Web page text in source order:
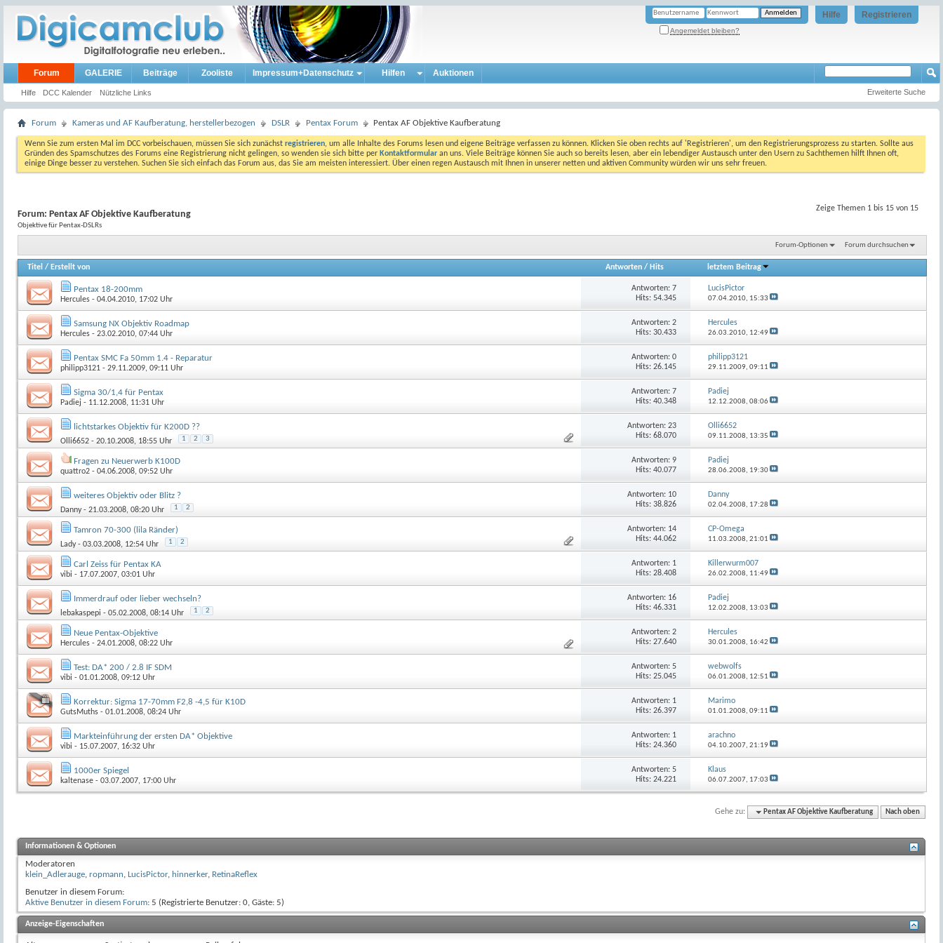
Registrieren
Hilfe
Angemeldet bleiben?
Forum
Hilfe DCC Kalender Nützliche Links
GALERIE Beiträge Zooliste Impressum+Datenschutz Hilfen Auktionen
Erweiterte Suche
Forum Kameras und AF Kaufberatung, herstellerbezogen DSLR Pentax Forum Pentax AF Objektive Kaufberatung
Wenn Sie zum ersten Mal im DCC vorbeischauen, müssen Sie sich zunächst registrieren, um alle Inhalte des Forums lesen und eigene Beiträge verfassen zu können. Klicken Sie oben rechts auf 'Registrieren', um den Registrierungsprozess zu starten. Sollte aus
Gründen des Spamschutzes des Forums eine Registrierung nicht gelingen, so wenden sie sich bitte per Kontaktformular an uns. Viele Beiträge können Sie auch so bereits lesen, aber ein lebendiger Austausch unter den Usern zu Sachthemen hilft Ihnen oft,
einige Dinge besser zu verstehen. Suchen Sie sich einfach das Forum aus, das Sie am meisten interessiert. Über einen regen Austausch mit Ihnen in unserer netten und aktiven Community würden wir uns sehr freuen.
Zeige Themen 1 bis 15 von 15
Forum: Pentax AF Objektive Kaufberatung
Objektive für Pentax-DSLRs
Forum-Optionen Forum durchsuchen
Titel / Erstellt von Antworten / Hits letztem Beitrag
Pentax 18-200mm
Hercules - 04.04.2010, 17:02 Uhr
Antworten: 7
Hits: 54.345
LucisPictor
07.04.2010, 15:33
Samsung NX Objektiv Roadmap
Hercules - 23.02.2010, 07:44 Uhr
Antworten: 2
Hits: 30.433
Hercules
26.03.2010, 12:49
Pentax SMC Fa 50mm 1.4 - Reparatur
philipp3121 - 29.11.2009, 09:11 Uhr
Antworten: 0
Hits: 26.145
philipp3121
29.11.2009,09:11
Sigma 30/1,4 für Pentax
Padiej - 11.12.2008, 11:31 Uhr
Antworten: 7
Hits: 40.348
Padiej
12.12.2008,08:06
lichtstarkes Objektiv für K200D ??
Olli6652 - 20.10.2008, 18:55 Uhr 1 2 3
Antworten: 23
Hits: 68.070
Olli6652
09.11.2008, 13:35
Fragen zu Neuerwerb K100D
quattro2 - 04.06.2008, 09:52 Uhr
Antworten: 9
Hits: 40.077
Padiej
28.06.2008, 19:30
weiteres Objektiv oder Blitz ?
Danny- 21.03.2008, 08:20 Uhr 1 2
Antworten: 10
Hits: 38.826
Danny
02.04.2008, 17:28
Tamron 70-300 (lila Ränder)
Lady- 03.03.2008, 12:54 Uhr 1 2
Antworten: 14
Hits: 44.062
CP-Omega
11.03.2008,21:01
Carl Zeiss für Pentax KA
vibi - 17.07.2007, 03:01 Uhr
Antworten: 1
Hits: 28.408
Killerwurm007
26.02.2008, 11:49
Immerdrauf oder lieber wechseln?
lebakaspepi - 05.02.2008, 08:14 Uhr 1 2
Antworten: 16
Hits: 46.331
Padiej
12.02.2008, 13:03
Neue Pentax-Objektive
Hercules - 24.01.2008, 08:22 Uhr
Antworten: 2
Hits: 27.640
Hercules
30.01.2008, 16:42
Test: DA* 200 / 2.8 IF SDM
vibi - 01.01.2008, 09:12 Uhr
Antworten: 5
Hits: 25.045
webwolfs
06.01.2008, 12:51
Korrektur: Sigma 17-70mm F2,8 -4,5 für K10D
GutsMuths - 01.01.2008, 08:24 Uhr
Antworten: 1
Hits: 26.397
Marimo
01.01.2008,09:11
Markteinführung der ersten DA* Objektive
vibi - 15.07.2007, 16:32 Uhr
Antworten: 1
Hits: 24.360
arachno
04.10.2007,21:19
1000er Spiegel
kaltenase - 03.07.2007, 17:00 Uhr
Antworten: 5
Hits: 24.221
Klaus
06.07.2007, 17:03
Gehe zu: Pentax AF Objektive Kaufberatung Nach oben
Informationen & Optionen
Moderatoren
klein_Adlerauge, ropmann, LucisPictor, hinnerker, RetinaReflex
Benutzer in diesem Forum:
Aktive Benutzer in diesem Forum: 5 (Registrierte Benutzer: 0, Gäste: 5)
Anzeige-Eigenschaften